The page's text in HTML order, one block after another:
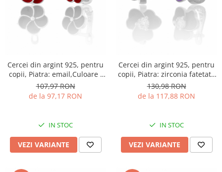
Cercei din argint 925, pentru
copii, Piatra: email,Culoare :
rosu,Sonis Silver
107,97 RON
de la 97,17 RON
IN STOC
VEZI VARIANTE
Cercei din argint 925, pentru
copii, Piatra: zirconia fatetata
si email, Culoare : multicolor,
Sonis Silver
130,98 RON
de la 117,88 RON
IN STOC
VEZI VARIANTE